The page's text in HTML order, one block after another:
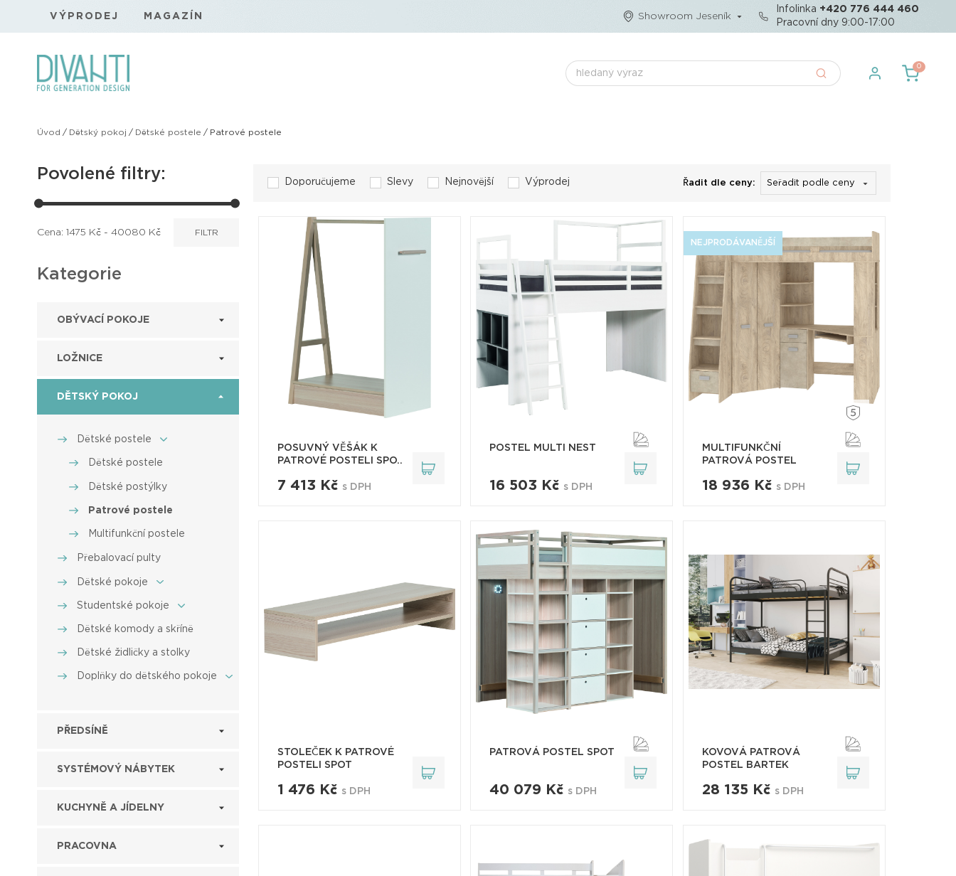
VÝPRODEJ MAGAZÍN Showroom Jeseník
Infolinka +420 776 444 460
Pracovní dny 9:00-17:00
0
Úvod / Dětský pokoj / Dětské postele / Patrové postele
Povolené filtry:
Cena: 1475 Kč - 40080 Kč FILTR
Kategorie
OBÝVACÍ POKOJE
LOŽNICE
DĚTSKÝ POKOJ
Dětské postele
Dětské postele
Dětské postýlky
Patrové postele
Multifunkční postele
Přebalovací pulty
Dětské pokoje
Studentské pokoje
Dětské komody a skříně
Dětské židličky a stolky
Doplňky do dětského pokoje
PŘEDSÍNĚ
SYSTÉMOVÝ NÁBYTEK
KUCHYNĚ A JÍDELNY
PRACOVNA
Doporučujeme Slevy Nejnovější Výprodej Řadit dle ceny:
POSUVNÝ VĚŠÁK K
PATROVÉ POSTELI SPO..
7 413 Kč s DPH
POSTEL MULTI NEST
16 503 Kč s DPH
MULTIFUNKČNÍ
PATROVÁ POSTEL
18 936 Kč s DPH
NEJPRODÁVANĚJŠÍ
STOLEČEK K PATROVÉ
POSTELI SPOT
1 476 Kč s DPH
PATROVÁ POSTEL SPOT
40 079 Kč s DPH
KOVOVÁ PATROVÁ
POSTEL BARTEK
28 135 Kč s DPH